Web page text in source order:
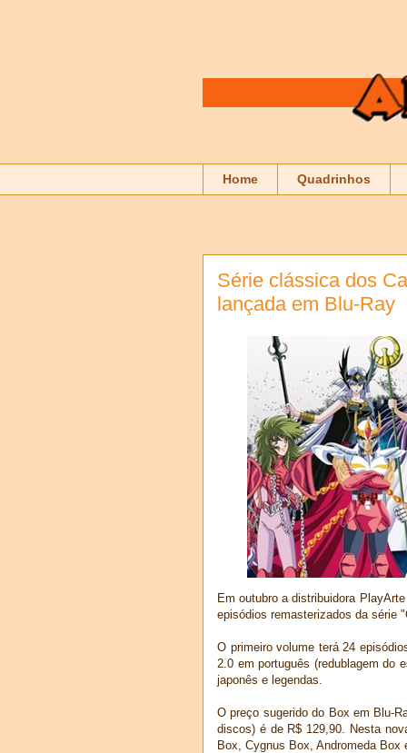
Home Quadrinhos
Série clássica dos
lançada em Blu-Ray
Em outubro a distribuidora
episódios remasterizados da série
O primeiro volume terá 24
2.0 em português (redublagem do
japonês e legendas.
O preço sugerido do Box em Blu-
discos) é de R$ 129,90. Nesta
Box, Cygnus Box, Andromeda